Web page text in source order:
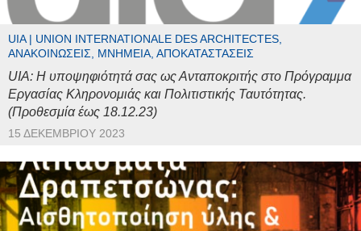
UIA | UNION INTERNATIONALE DES ARCHITECTES,
ΑΝΑΚΟΙΝΏΣΕΙΣ, ΜΝΗΜΕΊΑ, ΑΠΟΚΑΤΑΣΤΆΣΕΙΣ
UIA: Η υποψηφιότητά σας ως Ανταποκριτής στο Πρόγραμμα
Εργασίας Κληρονομιάς και Πολιτιστικής Ταυτότητας.
(Προθεσμία έως 18.12.23)
15 ΔΕΚΕΜΒΡΊΟΥ 2023